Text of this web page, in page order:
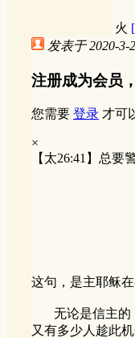
火
发表于 2020-3-
注册成为会员
您需要 登录 才可
×
【太26:41】总
这句，是主耶稣
无论是信主的，
又有多少人趁此